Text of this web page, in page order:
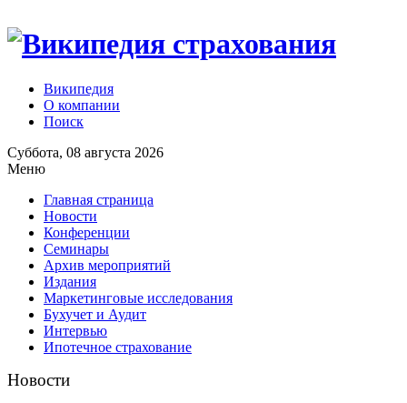
Википедия
О компании
Поиск
Суббота, 08 августа 2026
Меню
Главная страница
Новости
Конференции
Семинары
Архив мероприятий
Издания
Маркетинговые исследования
Бухучет и Аудит
Интервью
Ипотечное страхование
Новости